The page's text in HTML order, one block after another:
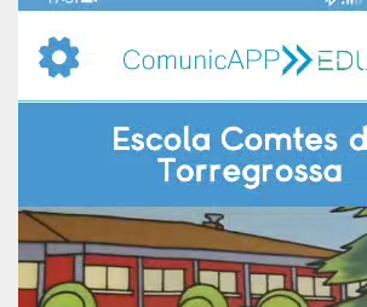
de
vídeo